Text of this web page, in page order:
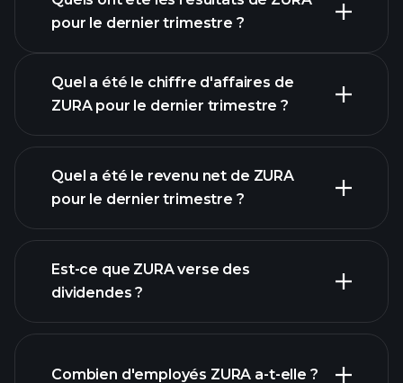
pour le dernier trimestre ?
bénéfices de ZURA
Quel a été le chiffre d'affaires de
ZURA pour le dernier trimestre ?
rapports financiers
Quel a été le revenu net de ZURA
pour le dernier trimestre ?
Est-ce que ZURA verse des
dividendes ?
Combien d'employés ZURA a-t-elle ?